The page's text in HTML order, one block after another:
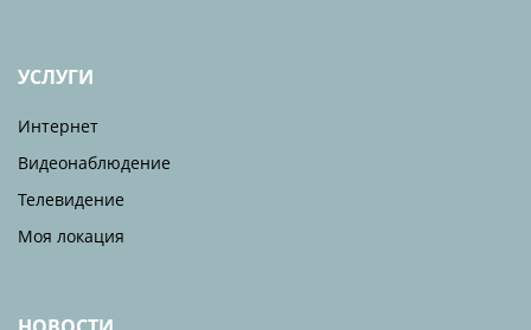
УСЛУГИ
Интернет
Видеонаблюдение
Телевидение
Моя локация